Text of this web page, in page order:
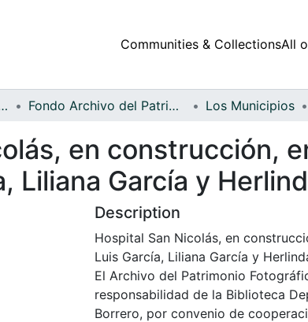
Communities & CollectionsAll
y Fílmico del Valle del Cauca Fondo Archivo del Patrimonio Fotográfico y Fílmico del Valle del Cauca Los Municipios
en construcción,
Liliana García y
Description
Hospital San Nicolás, en
Luis García, Liliana García y
El Archivo del Patrimonio
responsabilidad de la Biblioteca
Borrero, por convenio de